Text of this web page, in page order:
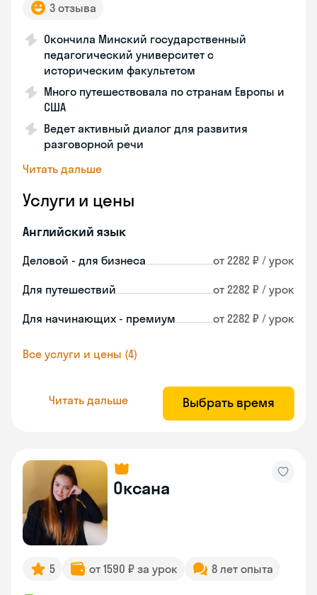
3 отзыва
Окончила Минский государственный
педагогический университет с
историческим факультетом
Много путешествовала по странам Европы и
США
Ведет активный диалог для развития
разговорной речи
Читать дальше
Услуги и цены
Английский язык
Деловой - для бизнеса от 2282 ₽ / урок
Для путешествий от 2282 ₽ / урок
Для начинающих - премиум от 2282 ₽ / урок
Все услуги и цены (4)
Читать дальше Выбрать время
Оксана
5 от 1590 ₽ за урок 8 лет опыта